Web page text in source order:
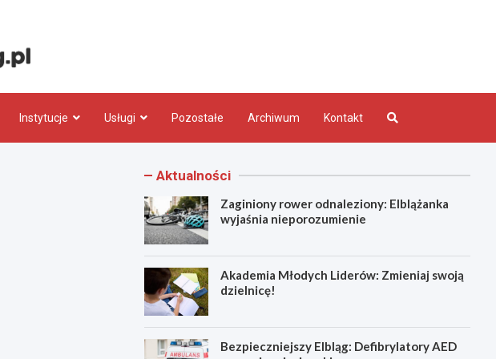
Instytucje Usługi Pozostałe Archiwum Kontakt
Aktualności
Zaginiony rower odnaleziony: Elblążanka
wyjaśnia nieporozumienie
Akademia Młodych Liderów: Zmieniaj swoją
dzielnicę!
Bezpieczniejszy Elbląg: Defibrylatory AED